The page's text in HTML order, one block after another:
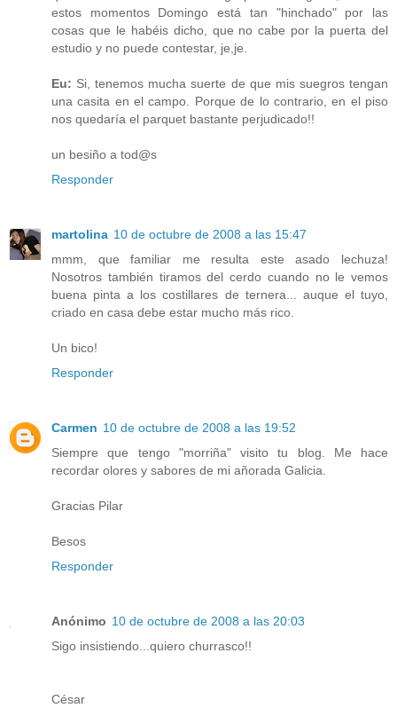
estos momentos Domingo está tan "hinchado" por las
cosas que le habéis dicho, que no cabe por la puerta del
estudio y no puede contestar, je,je.
Eu: Si, tenemos mucha suerte de que mis suegros tengan
una casita en el campo. Porque de lo contrario, en el piso
nos quedaría el parquet bastante perjudicado!!
un besiño a tod@s
Responder
martolina 10 de octubre de 2008 a las 15:47
mmm, que familiar me resulta este asado lechuza!
Nosotros también tiramos del cerdo cuando no le vemos
buena pinta a los costillares de ternera... auque el tuyo,
criado en casa debe estar mucho más rico.
Un bico!
Responder
Carmen 10 de octubre de 2008 a las 19:52
Siempre que tengo "morriña" visito tu blog. Me hace
recordar olores y sabores de mi añorada Galicia.
Gracias Pilar
Besos
Responder
Anónimo 10 de octubre de 2008 a las 20:03
Sigo insistiendo...quiero churrasco!!
César